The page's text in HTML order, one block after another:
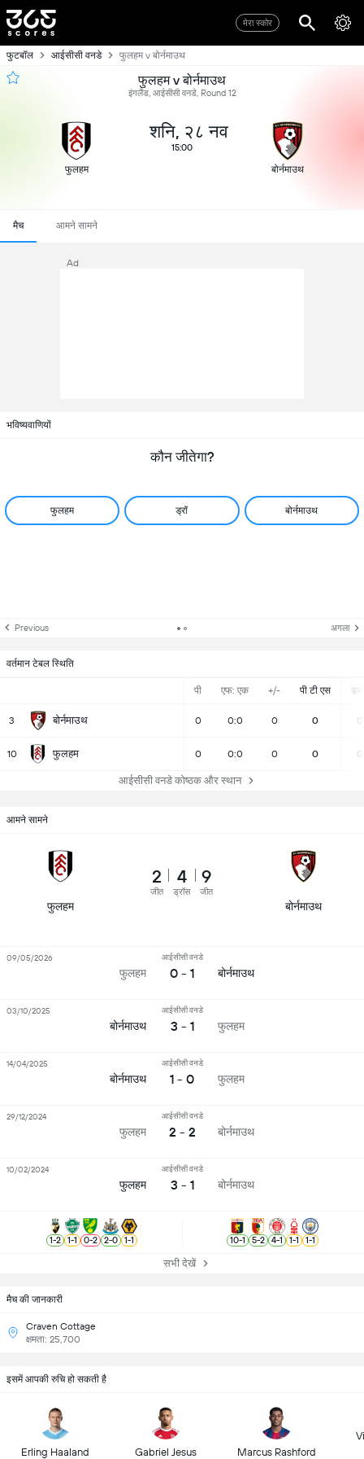
मेरा स्कोर
फुटबॉल आईसीसी वनडे फुलहम v बोर्नमाउथ
फुलहम v बोर्नमाउथ
इंगलैंड, आईसीसी वनडे, Round 12
फुलहम
शनि, २८ नव
15:00
बोर्नमाउथ
मैच आमने सामने
Ad
भविष्यवाणियों
कौन जीतेगा?
फुलहम ड्रॉ बोर्नमाउथ
Previous अगला
वर्तमान टेबल स्थिति
पी एफ: एक +/- पी टी एस
3 बोर्नमाउथ 0 0:0 0 0 0
10 फुलहम 0 0:0 0 0 0
आईसीसी वनडे कोष्ठक और स्थान
मैच की जानकारी
Craven Cottage
क्षमता: 25,700
आमने सामने
फुलहम
2
जीत
4
ड्रॉस
9
जीत
बोर्नमाउथ
फुलहम
आईसीसी वनडे
0 - 1 बोर्नमाउथ
09/05/2026
बोर्नमाउथ
आईसीसी वनडे
3 - 1 फुलहम
03/10/2025
बोर्नमाउथ
आईसीसी वनडे
1 - 0 फुलहम
14/04/2025
फुलहम
आईसीसी वनडे
2 - 2 बोर्नमाउथ
29/12/2024
फुलहम
आईसीसी वनडे
3 - 1 बोर्नमाउथ
10/02/2024
1-2 1-1 0-2 2-0 1-1 10-1 5-2 4-1 1-1 1-1
सभी देखें
इसमें आपकी रुचि हो सकती है
Erling Haaland Gabriel Jesus Marcus Rashford